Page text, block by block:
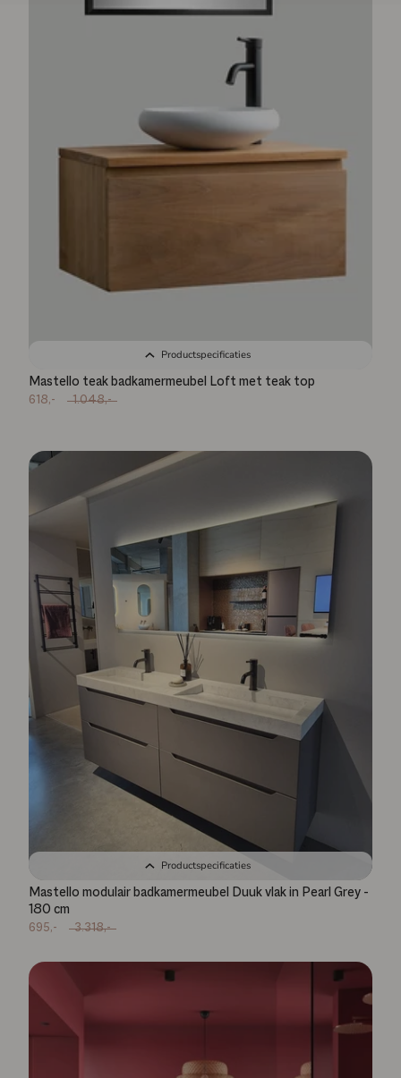
Productspecificaties
Mastello teak badkamermeubel Loft met teak top
618,- 1.048,-
Productspecificaties
Mastello modulair badkamermeubel Duuk vlak in Pearl Grey -
180 cm
695,- 3.318,-